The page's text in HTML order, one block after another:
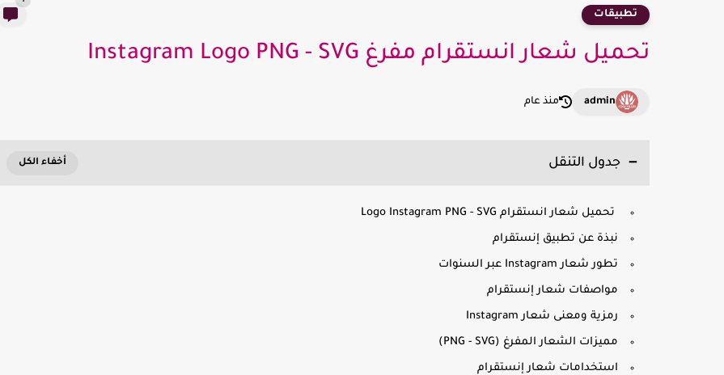
تطبيقات
تحميل شعار انستقرام مفرغ Instagram Logo PNG - SVG
admin منذ عام
جدول التنقل
تحميل شعار انستقرام Logo Instagram PNG - SVG
نبذة عن تطبيق إنستقرام
تطور شعار Instagram عبر السنوات
مواصفات شعار إنستقرام
رمزية ومعنى شعار Instagram
مميزات الشعار المفرغ (PNG - SVG)
استخدامات شعار إنستقرام